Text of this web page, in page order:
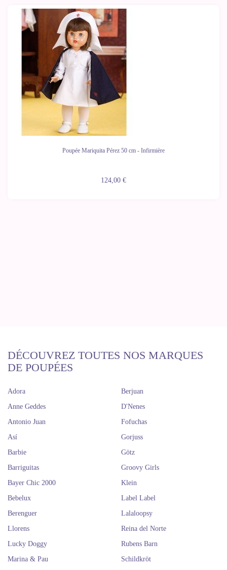
Poupée Mariquita Pérez 50 cm - Infirmière
124,00 €
DÉCOUVREZ TOUTES NOS MARQUES
DE POUPÉES
Adora
Anne Geddes
Antonio Juan
Así
Barbie
Barriguitas
Bayer Chic 2000
Bebelux
Berenguer
Berjuan
D'Nenes
Fofuchas
Gorjuss
Götz
Groovy Girls
Klein
Label Label
Lalaloopsy
Llorens
Lucky Doggy
Marina & Pau
Reina del Norte
Rubens Barn
Schildkröt